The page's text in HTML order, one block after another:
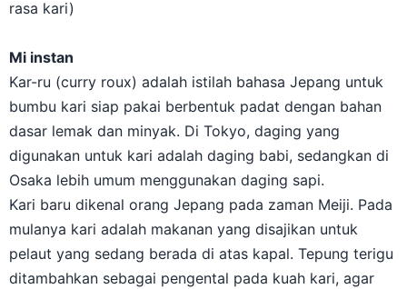
rasa kari)
Mi instan
Kar-ru (curry roux) adalah istilah bahasa Jepang untuk
bumbu kari siap pakai berbentuk padat dengan bahan
dasar lemak dan minyak. Di Tokyo, daging yang
digunakan untuk kari adalah daging babi, sedangkan di
Osaka lebih umum menggunakan daging sapi.
Kari baru dikenal orang Jepang pada zaman Meiji. Pada
mulanya kari adalah makanan yang disajikan untuk
pelaut yang sedang berada di atas kapal. Tepung terigu
ditambahkan sebagai pengental pada kuah kari, agar